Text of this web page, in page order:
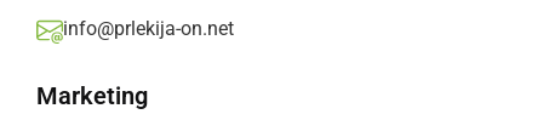
info@prlekija-on.net
Marketing